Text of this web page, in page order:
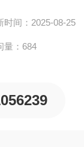
时间：2025-08-25
量：684